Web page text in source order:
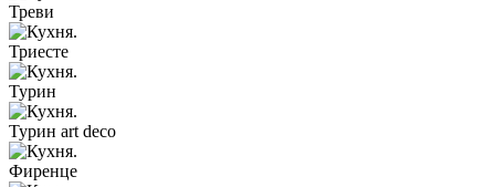
Треви
Триесте
Турин
Турин art deco
Фиренце